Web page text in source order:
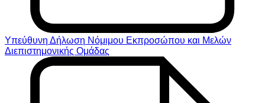
Υπεύθυνη Δήλωση Νόμιμου Εκπροσώπου και Μελών
Διεπιστημονικής Ομάδας